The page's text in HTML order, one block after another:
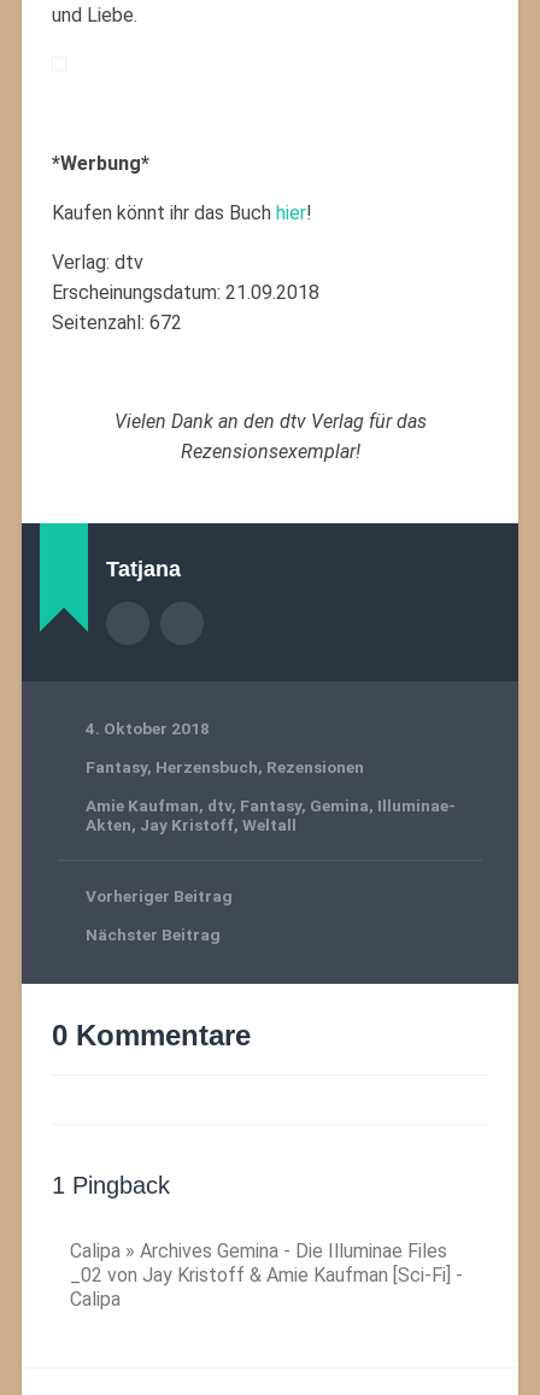
und Liebe.
*Werbung*
Kaufen könnt ihr das Buch hier!
Verlag: dtv
Erscheinungsdatum: 21.09.2018
Seitenzahl: 672
Vielen Dank an den dtv Verlag für das
Rezensionsexemplar!
Tatjana
4. Oktober 2018
Fantasy, Herzensbuch, Rezensionen
Amie Kaufman, dtv, Fantasy, Gemina, Illuminae-
Akten, Jay Kristoff, Weltall
Vorheriger Beitrag
Nächster Beitrag
0 Kommentare
1 Pingback
Calipa » Archives Gemina - Die Illuminae Files
_02 von Jay Kristoff & Amie Kaufman [Sci-Fi] -
Calipa